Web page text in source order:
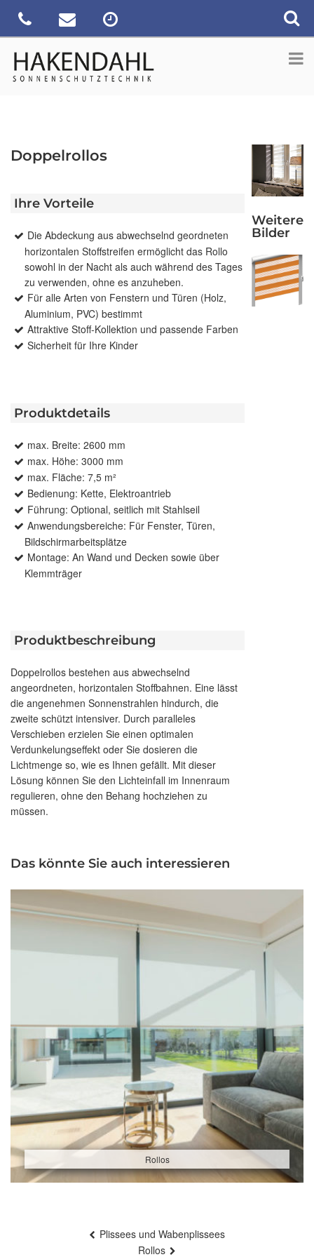
Doppelrollos
Ihre Vorteile
Die Abdeckung aus abwechselnd geordneten
horizontalen Stoffstreifen ermöglicht das Rollo
sowohl in der Nacht als auch während des Tages
zu verwenden, ohne es anzuheben.
Für alle Arten von Fenstern und Türen (Holz,
Aluminium, PVC) bestimmt
Attraktive Stoff-Kollektion und passende Farben
Sicherheit für Ihre Kinder
Produktdetails
max. Breite: 2600 mm
max. Höhe: 3000 mm
max. Fläche: 7,5 m²
Bedienung: Kette, Elektroantrieb
Führung: Optional, seitlich mit Stahlseil
Anwendungsbereiche: Für Fenster, Türen,
Bildschirmarbeitsplätze
Montage: An Wand und Decken sowie über
Klemmträger
Produktbeschreibung
Doppelrollos bestehen aus abwechselnd
angeordneten, horizontalen Stoffbahnen. Eine lässt
die angenehmen Sonnenstrahlen hindurch, die
zweite schützt intensiver. Durch paralleles
Verschieben erzielen Sie einen optimalen
Verdunkelungseffekt oder Sie dosieren die
Lichtmenge so, wie es Ihnen gefällt. Mit dieser
Lösung können Sie den Lichteinfall im Innenraum
regulieren, ohne den Behang hochziehen zu
müssen.
Weitere
Bilder
Das könnte Sie auch interessieren
Rollos
Plissees und Wabenplissees
Rollos